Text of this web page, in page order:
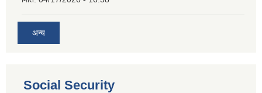
अन्य
Social Security